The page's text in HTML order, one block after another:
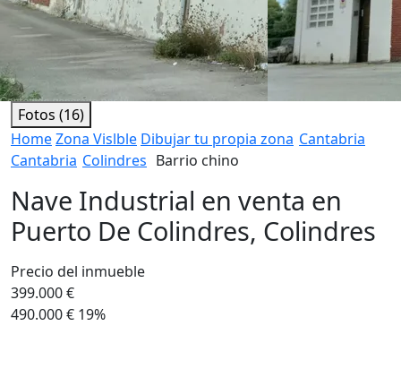
Fotos (16)
HomeZona Vislble Dibujar tu propia zona Cantabria
Cantabria Colindres Barrio chino
Nave Industrial en venta en
Puerto De Colindres, Colindres
Precio del inmueble
399.000 €
490.000 € 19%